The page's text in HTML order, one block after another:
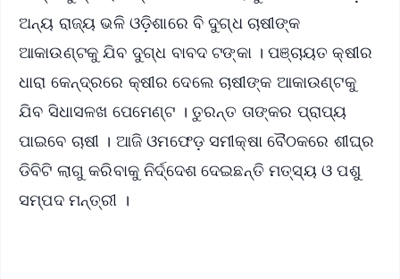
ଅନ୍ୟ ରାଜ୍ୟ ଭଳି ଓଡ଼ିଶାରେ ବି ଦୁଗ୍ଧ ଚାଷୀଙ୍କ
ଆକାଉଣ୍ଟକୁ ଯିବ ଦୁଗ୍ଧ ବାବଦ ଟଙ୍କା । ପଞ୍ଚାୟତ କ୍ଷୀର
ଧାରା କେନ୍ଦ୍ରରେ କ୍ଷୀର ଦେଲେ ଚାଷୀଙ୍କ ଆକାଉଣ୍ଟକୁ
ଯିବ ସିଧାସଳଖ ପେମେଣ୍ଟ । ତୁରନ୍ତ ତାଙ୍କର ପ୍ରାପ୍ୟ
ପାଇବେ ଚାଷୀ । ଆଜି ଓମଫେଡ଼ ସମୀକ୍ଷା ବୈଠକରେ ଶୀଘ୍ର
ଡିବିଟି ଲାଗୁ କରିବାକୁ ନିର୍ଦ୍ଦେଶ ଦେଇଛନ୍ତି ମତ୍ସ୍ୟ ଓ ପଶୁ
ସମ୍ପଦ ମନ୍ତ୍ରୀ ।